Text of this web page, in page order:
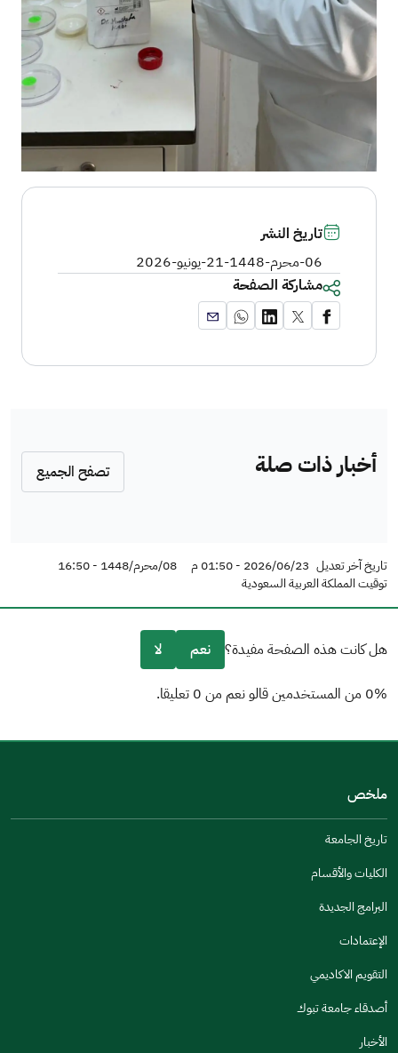
تاريخ النشر
06-محرم-1448
-21-يونيو-2026
مشاركة الصفحة
أخبار ذات صلة تصفح الجميع
تاريخ آخر تعديل 2026/06/23 - 01:50 م
08/محرم/1448 - 16:50
توقيت المملكة العربية السعودية
هل كانت هذه الصفحة مفيدة؟ نعم لا
0% من المستخدمين قالو نعم من 0 تعليقا.
مكتوبة بشكل جيد
الإجابات كانت مرتبطة
تصميمه يجعله سهل القراءة
أخرى
جنس
ملخص
تاريخ الجامعة
الكليات والأقسام
البرامج الجديدة
الإعتمادات
التقويم الاكاديمي
أصدقاء جامعة تبوك
الأخبار